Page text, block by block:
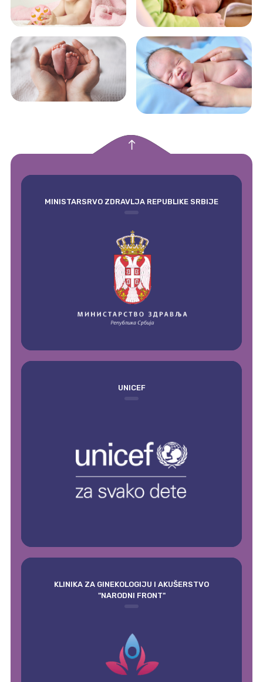
MINISTARSRVO ZDRAVLJA REPUBLIKE SRBIJE
UNICEF
KLINIKA ZA GINEKOLOGIJU I AKUŠERSTVO
"NARODNI FRONT"